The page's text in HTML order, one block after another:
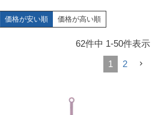
価格が安い順 価格が高い順
62件中 1-50件表示
1
2